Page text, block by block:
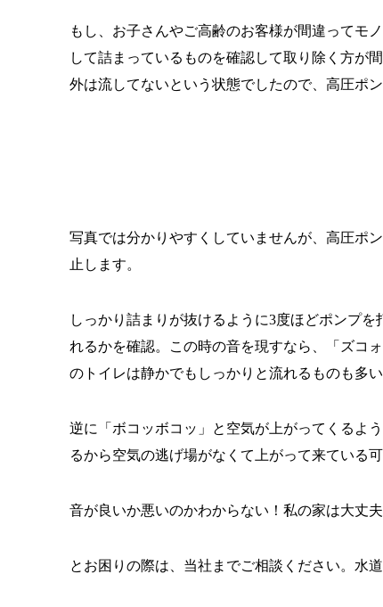
もし、お子さんやご高齢のお客様が間違ってモ
して詰まっているものを確認して取り除く方が
外は流してないという状態でしたので、高圧ポ
写真では分かりやすくしていませんが、高圧ポ
止します。
しっかり詰まりが抜けるように3度ほどポンプ
れるかを確認。この時の音を現すなら、「ズコ
のトイレは静かでもしっかりと流れるものも多
逆に「ボコッボコッ」と空気が上がってくるよ
るから空気の逃げ場がなくて上がって来ている可
音が良いか悪いのかわからない！私の家は大丈
とお困りの際は、当社までご相談ください。水